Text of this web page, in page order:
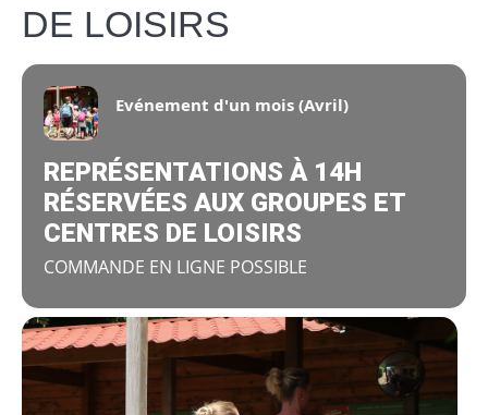
DE LOISIRS
Evénement d'un mois (Avril)
REPRÉSENTATIONS À 14H
RÉSERVÉES AUX GROUPES ET
CENTRES DE LOISIRS
COMMANDE EN LIGNE POSSIBLE